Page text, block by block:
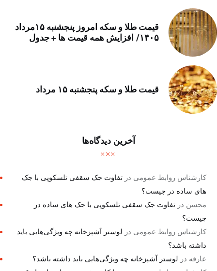
قیمت طلا و سکه امروز پنجشنبه ۱۵مرداد
۱۴۰۵/ افزایش همه قیمت ها + جدول
قیمت طلا و سکه پنجشنبه ۱۵ مرداد
آخرین دیدگاه‌ها
کارشناس روابط عمومی درتفاوت جک سقفی تلسکوپی با جک
های ساده در چیست؟
محسن درتفاوت جک سقفی تلسکوپی با جک های ساده در
چیست؟
کارشناس روابط عمومی در لوستر آشپزخانه چه ویژگی‌هایی باید
داشته باشد؟
عارفه در لوستر آشپزخانه چه ویژگی‌هایی باید داشته باشد؟